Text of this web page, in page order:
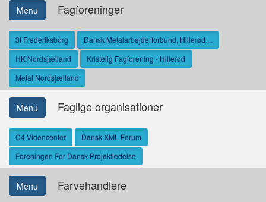
Menu Fagforeninger
3f Frederiksborg
Dansk Metalarbejderforbund, Hillerød ...
HK Nordsjælland
Kristelig Fagforening - Hillerød
Metal Nordsjælland
Menu Faglige organisationer
C4 Videncenter
Dansk XML Forum
Foreningen For Dansk Projektledelse
Menu Farvehandlere